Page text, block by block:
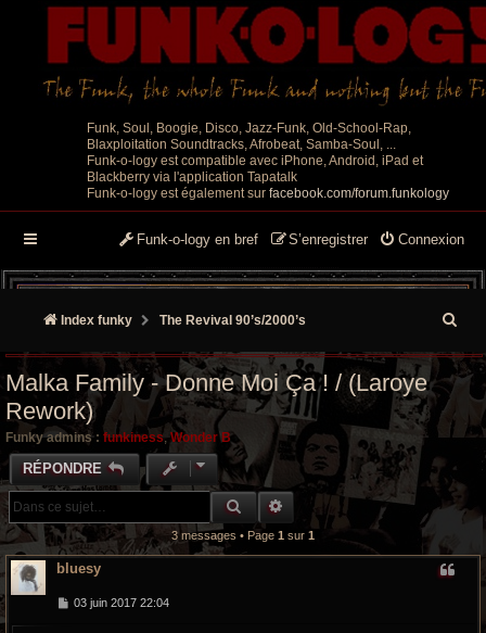
Funk, Soul, Boogie, Disco, Jazz-Funk, Old-School-Rap,
Blaxploitation Soundtracks, Afrobeat, Samba-Soul, ...
Funk-o-logy est compatible avec iPhone, Android, iPad et
Blackberry via l'application Tapatalk
Funk-o-logy est également sur facebook.com/forum.funkology
Connexion
S’enregistrer
Funk-o-logy en bref
Index funky The Revival 90’s/2000’s
e
r
Malka Family - Donne Moi Ça ! / (Laroye
Rework)
Funky admins : funkiness,Wonder B
RÉPONDRE
RECHERCHE GROOVY
RECHERCHE AVANCÉE
3 messages • Page 1 sur 1
bluesy
M
03 juin 2017 22:04